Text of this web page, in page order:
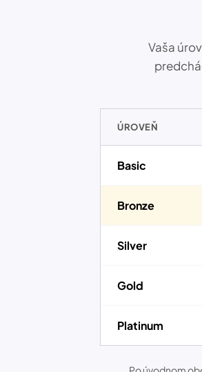
Vaša
ÚROVEŇ
Basic
Bronze
Silver
Gold
Platinum